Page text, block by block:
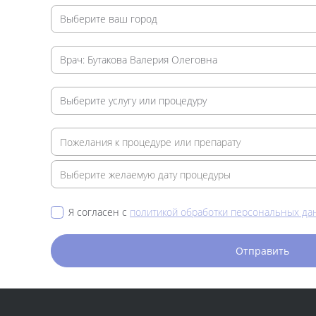
Я согласен с политикой обработки персональных